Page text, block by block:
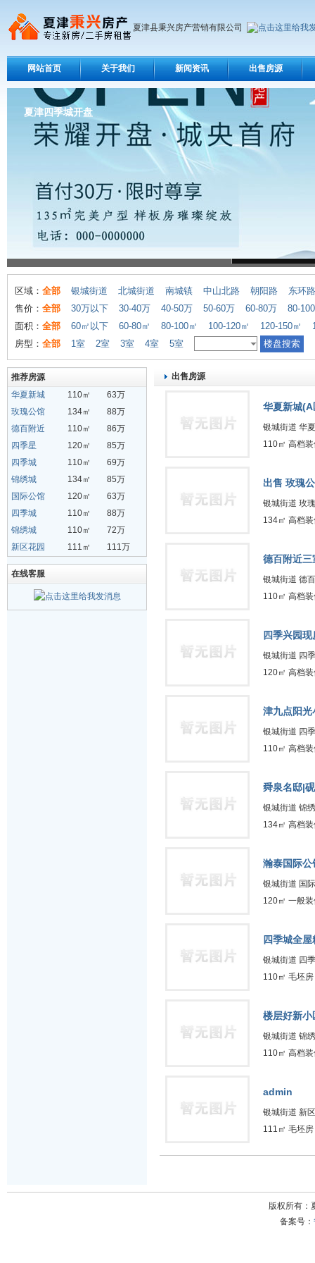
夏津县秉兴房产营销有限公司
网站首页 关于我们 新闻资讯 出售房源
夏津四季城开盘
区域： 全部 银城街道 北城街道 南城镇 中山北路 朝阳路
东环路
售价： 全部 30万以下 30-40万 40-50万 50-60万 60-80万
80-
面积： 全部 60㎡以下 60-80㎡ 80-100㎡ 100-120㎡ 120-150㎡
房型： 全部 1室 2室 3室 4室 5室
推荐房源
华夏新城
110㎡
63万
玫瑰公馆
134㎡
88万
德百附近
110㎡
86万
四季星
120㎡
85万
四季城
110㎡
69万
锦绣城
134㎡
85万
国际公馆
120㎡
63万
四季城
110㎡
88万
锦绣城
110㎡
72万
新区花园
111㎡ 111万
在线客服
出售房源
华夏新城
银城街道 华
110㎡ 高档
出售 玫瑰
银城街道 玫
134㎡ 高档
德百附近三
银城街道 德
110㎡ 高档
四季兴园
银城街道 四
120㎡ 高档
津九点阳
银城街道 四
110㎡ 高档
舜泉名邸|
银城街道 锦
134㎡ 高档
瀚泰国际
银城街道 国
120㎡ 一般
四季城全
银城街道 四
110㎡ 毛坯房
楼层好新小
银城街道 锦
110㎡ 高档
admin
银城街道 新
111㎡ 毛坯
版权所有：
备案号：